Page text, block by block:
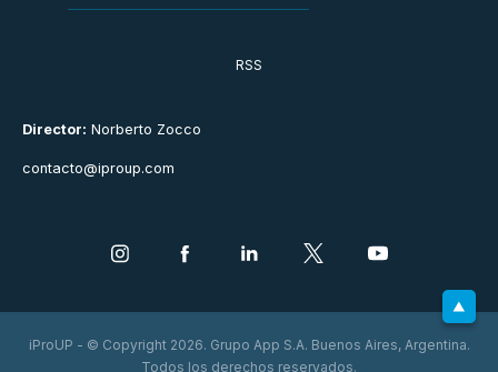
Director: Norberto Zocco
contacto@iproup.com
RSS
iProUP - © Copyright 2026. Grupo App S.A. Buenos Aires, Argentina.
Todos los derechos reservados.